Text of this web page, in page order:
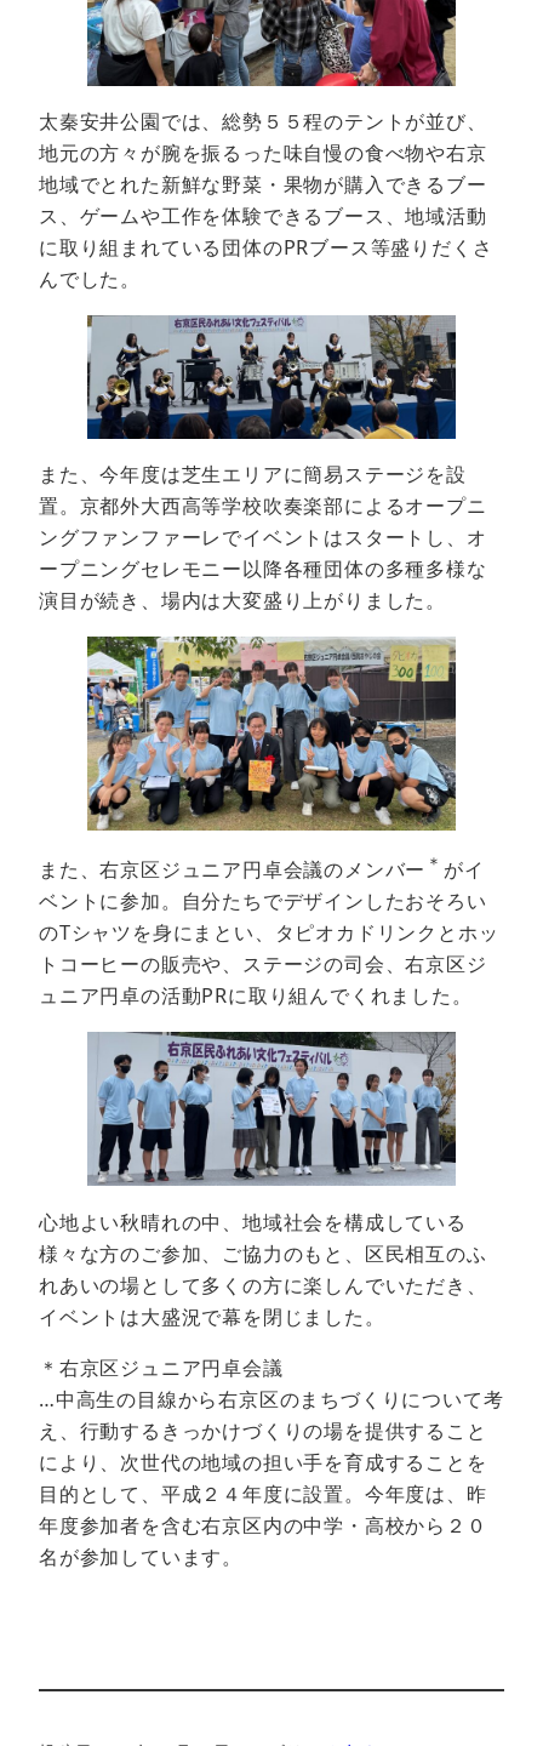
太秦安井公園では、総勢５５程のテントが並び、
地元の方々が腕を振るった味自慢の食べ物や右京
地域でとれた新鮮な野菜・果物が購入できるブー
ス、ゲームや工作を体験できるブース、地域活動
に取り組まれている団体のPRブース等盛りだくさ
んでした。
また、今年度は芝生エリアに簡易ステージを設
置。京都外大西高等学校吹奏楽部によるオープニ
ングファンファーレでイベントはスタートし、オ
ープニングセレモニー以降各種団体の多種多様な
演目が続き、場内は大変盛り上がりました。
また、右京区ジュニア円卓会議のメンバー ＊ がイ
ベントに参加。自分たちでデザインしたおそろい
のTシャツを身にまとい、タピオカドリンクとホッ
トコーヒーの販売や、ステージの司会、右京区ジ
ュニア円卓の活動PRに取り組んでくれました。
心地よい秋晴れの中、地域社会を構成している
様々な方のご参加、ご協力のもと、区民相互のふ
れあいの場として多くの方に楽しんでいただき、
イベントは大盛況で幕を閉じました。
＊右京区ジュニア円卓会議
…中高生の目線から右京区のまちづくりについて考
え、行動するきっかけづくりの場を提供すること
により、次世代の地域の担い手を育成することを
目的として、平成２４年度に設置。今年度は、昨
年度参加者を含む右京区内の中学・高校から２０
名が参加しています。